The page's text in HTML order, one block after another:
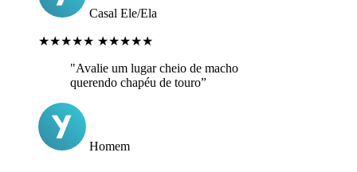
Casal Ele/Ela
★★★★★ ★★★★★
"Avalie um lugar cheio de macho
querendo chapéu de touro”
Homem